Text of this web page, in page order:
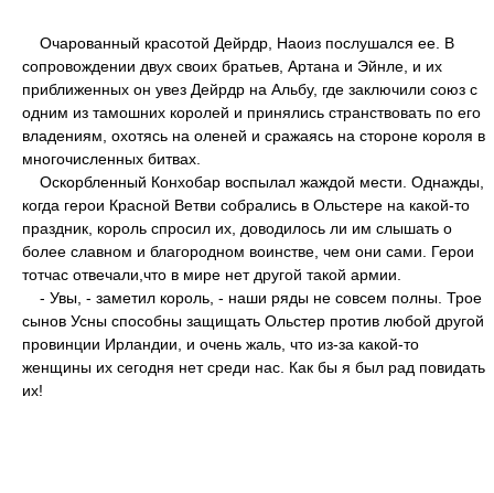
Очарованный красотой Дейрдр, Наоиз послушался ее. В
сопровождении двух своих братьев, Артана и Эйнле, и их
приближенных он увез Дейрдр на Альбу, где заключили союз с
одним из тамошних королей и принялись странствовать по его
владениям, охотясь на оленей и сражаясь на стороне короля в
многочисленных битвах.
Оскорбленный Конхобар воспылал жаждой мести. Однажды,
когда герои Красной Ветви собрались в Ольстере на какой-то
праздник, король спросил их, доводилось ли им слышать о
более славном и благородном воинстве, чем они сами. Герои
тотчас отвечали,что в мире нет другой такой армии.
- Увы, - заметил король, - наши ряды не совсем полны. Трое
сынов Усны способны защищать Ольстер против любой другой
провинции Ирландии, и очень жаль, что из-за какой-то
женщины их сегодня нет среди нас. Как бы я был рад повидать
их!